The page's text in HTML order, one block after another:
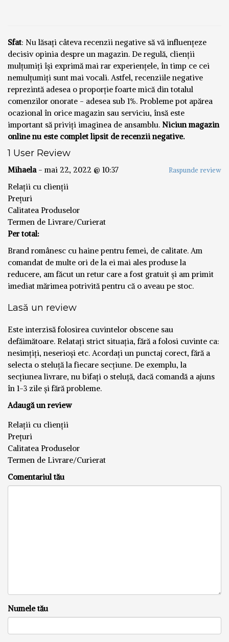
Sfat: Nu lăsați câteva recenzii negative să vă influențeze
decisiv opinia despre un magazin. De regulă, clienții
mulțumiți își exprimă mai rar experiențele, în timp ce cei
nemulțumiți sunt mai vocali. Astfel, recenziile negative
reprezintă adesea o proporție foarte mică din totalul
comenzilor onorate - adesea sub 1%. Probleme pot apărea
ocazional în orice magazin sau serviciu, însă este
important să priviți imaginea de ansamblu. Niciun magazin
online nu este complet lipsit de recenzii negative.
1 User Review
Mihaela- mai 22, 2022 @ 10:37 Raspunde review
Relații cu clienții
Prețuri
Calitatea Produselor
Termen de Livrare/Curierat
Per total:
Brand românesc cu haine pentru femei, de calitate. Am
comandat de multe ori de la ei mai ales produse la
reducere, am făcut un retur care a fost gratuit și am primit
imediat mărimea potrivită pentru că o aveau pe stoc.
Lasă un review
Este interzisă folosirea cuvintelor obscene sau
defăimătoare. Relatați strict situația, fără a folosi cuvinte ca:
nesimțiți, neserioși etc. Acordați un punctaj corect, fără a
selecta o steluță la fiecare secțiune. De exemplu, la
secțiunea livrare, nu bifați o steluță, dacă comandă a ajuns
în 1-3 zile și fără probleme.
Adaugă un review
Relații cu clienții
Prețuri
Calitatea Produselor
Termen de Livrare/Curierat
Comentariul tău
Numele tău